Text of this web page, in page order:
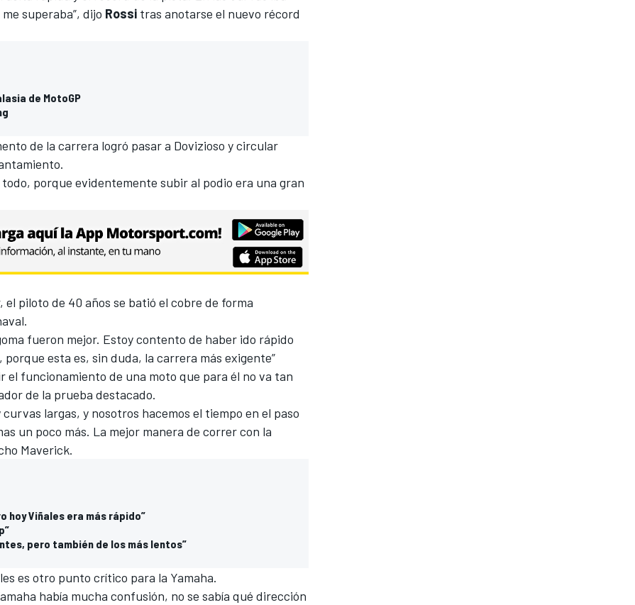
superaba”, dijo Rossi tras anotarse el nuevo récord
de MotoGP
de la carrera logró pasar a Dovizioso y circular
porque evidentemente subir al podio era una gran
piloto de 40 años se batió el cobre de forma
fueron mejor. Estoy contento de haber ido rápido
esta es, sin duda, la carrera más exigente”
el funcionamiento de una moto que para él no va tan
de la prueba destacado.
largas, y nosotros hacemos el tiempo en el paso
un poco más. La mejor manera de correr con la
Maverick.
hoy Viñales era más rápido”
pero también de los más lentos”
es otro punto crítico para la Yamaha.
había mucha confusión, no se sabía qué dirección